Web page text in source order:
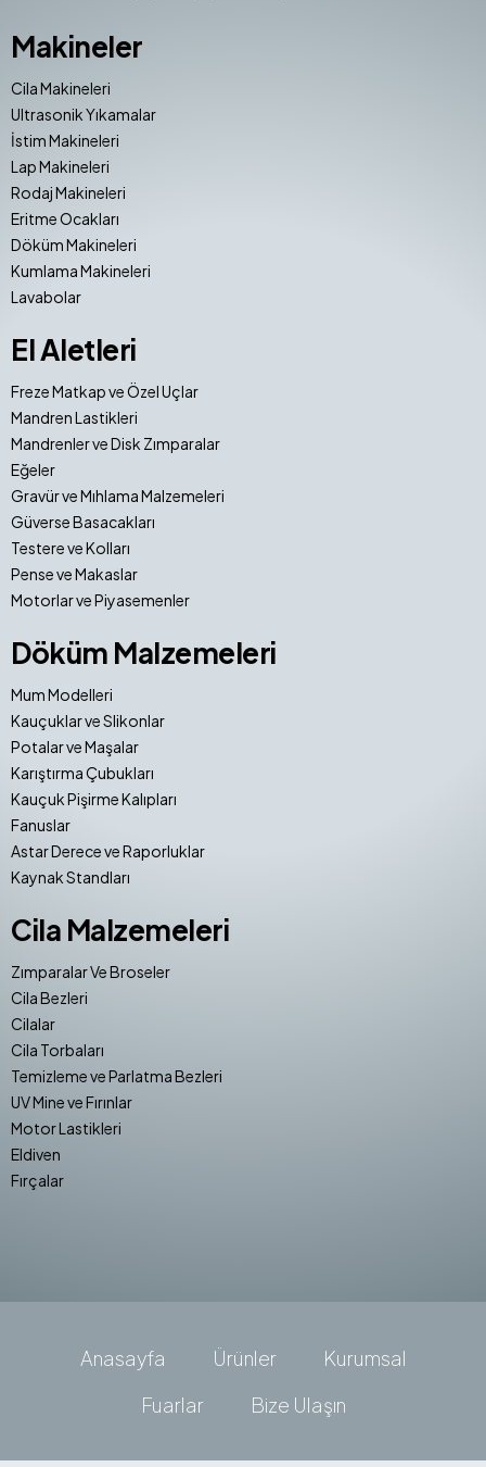
Makineler
Cila Makineleri
Ultrasonik Yıkamalar
İstim Makineleri
Lap Makineleri
Rodaj Makineleri
Eritme Ocakları
Döküm Makineleri
Kumlama Makineleri
Lavabolar
El Aletleri
Freze Matkap ve Özel Uçlar
Mandren Lastikleri
Mandrenler ve Disk Zımparalar
Eğeler
Gravür ve Mıhlama Malzemeleri
Güverse Basacakları
Testere ve Kolları
Pense ve Makaslar
Motorlar ve Piyasemenler
Döküm Malzemeleri
Mum Modelleri
Kauçuklar ve Slikonlar
Potalar ve Maşalar
Karıştırma Çubukları
Kauçuk Pişirme Kalıpları
Fanuslar
Astar Derece ve Raporluklar
Kaynak Standları
Cila Malzemeleri
Zımparalar Ve Broseler
Cila Bezleri
Cilalar
Cila Torbaları
Temizleme ve Parlatma Bezleri
UV Mine ve Fırınlar
Motor Lastikleri
Eldiven
Fırçalar
Anasayfa Ürünler
Kurumsal
Fuarlar
Bize Ulaşın